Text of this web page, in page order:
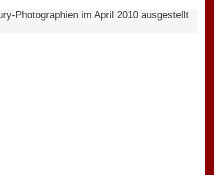
Photographien im April 2010 ausgestellt